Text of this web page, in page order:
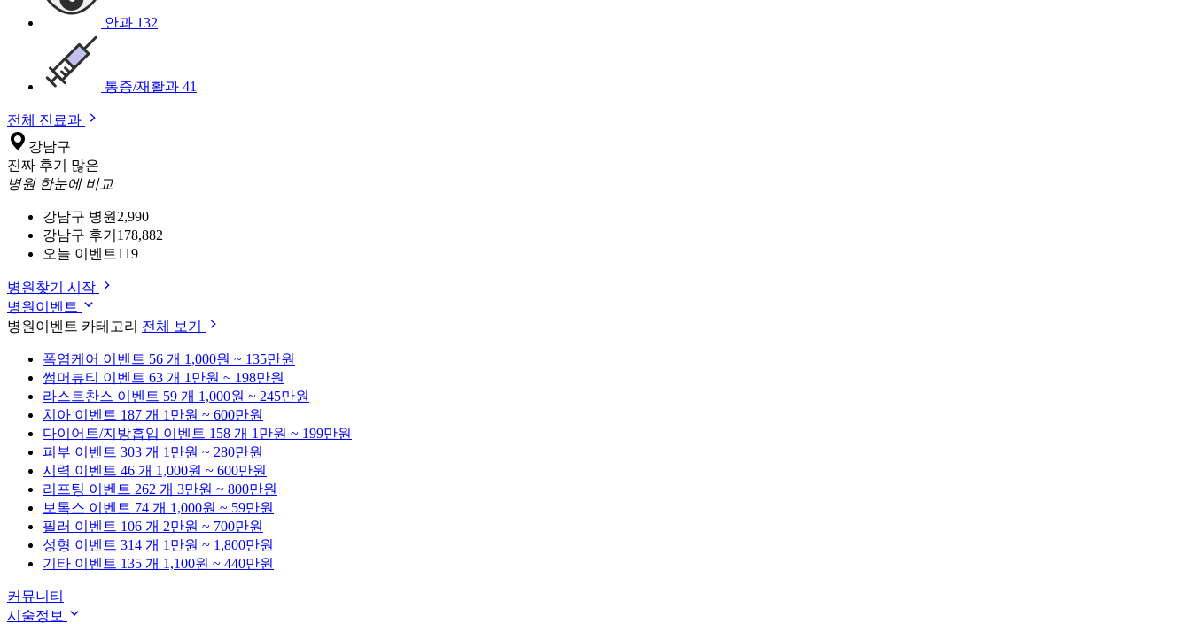
안과 132
통증/재활과 41
전체 진료과
강남구
진짜 후기 많은
병원 한눈에 비교
강남구 병원 2,990
강남구 후기 178,882
오늘 이벤트119
병원찾기 시작
병원이벤트
병원이벤트 카테고리 전체 보기
폭염케어 이벤트 56 개 1,000원 ~ 135만원
썸머뷰티 이벤트 63 개 1만원 ~ 198만원
라스트찬스 이벤트 59 개 1,000원 ~ 245만원
치아 이벤트 187 개 1만원 ~ 600만원
다이어트/지방흡입 이벤트 158 개 1만원 ~ 199만원
피부 이벤트 303 개 1만원 ~ 280만원
시력 이벤트 46 개 1,000원 ~ 600만원
리프팅 이벤트 262 개 3만원 ~ 800만원
보톡스 이벤트 74 개 1,000원 ~ 59만원
필러 이벤트 106 개 2만원 ~ 700만원
성형 이벤트 314 개 1만원 ~ 1,800만원
기타 이벤트 135 개 1,100원 ~ 440만원
커뮤니티
시술정보